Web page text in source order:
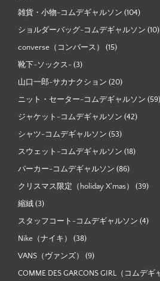
雑貨・小物-コムデギャルソン (104)
ショルダーバッグ-コムデギャルソン (10)
converse（コンバース） (15)
靴下-ソックス- (3)
山口一郎-サカナクション (20)
ニット・セーター-コムデギャルソン (59)
ジャケット-コムデギャルソン (42)
シャツ-コムデギャルソン (53)
スウェット-コムデギャルソン (18)
パーカー-コムデギャルソン (86)
クリスマス限定（holiday X'mas） (39)
縮絨 (3)
スタッフコート-コムデギャルソン (4)
Nike（ナイキ） (38)
VANS（ヴァンズ） (9)
COMME DES GARCONS GIRL（コムデギ